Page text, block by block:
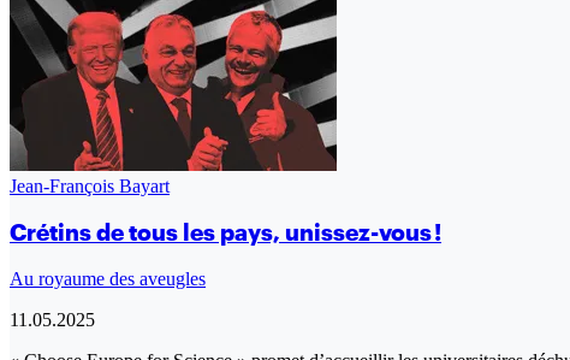
Jean-François Bayart
Crétins de tous les pays, unissez-vous !
Au royaume des aveugles
11.05.2025